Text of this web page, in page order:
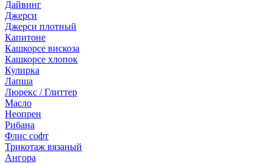
Дайвинг
Джерси
Джерси плотный
Капитоне
Кашкорсе вискоза
Кашкорсе хлопок
Кулирка
Лапша
Люрекс / Глиттер
Масло
Неопрен
Рибана
Флис софт
Трикотаж вязаный
Ангора